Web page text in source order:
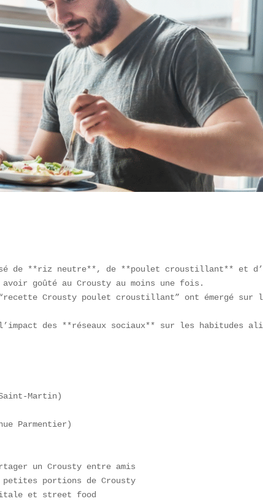
de **riz neutre**, de **poulet croustillant** et
avoir goûté au Crousty au moins une fois.
Crousty poulet croustillant” ont émergé sur
des **réseaux sociaux** sur les habitudes
Saint-Martin)
Parmentier)
un Crousty entre amis
petites portions de Crousty
et street food